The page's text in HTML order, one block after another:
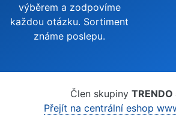
výběrem a zodpovíme
každou otázku. Sortiment
známe poslepu.
Člen skupiny
Přejít na centrální eshop